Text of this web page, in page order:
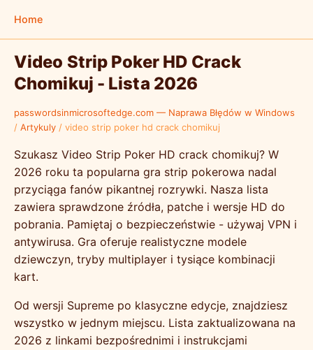
Home
Video Strip Poker HD Crack
Chomikuj - Lista 2026
passwordsinmicrosoftedge.com — Naprawa Błędów w Windows
/ Artykuly / video strip poker hd crack chomikuj
Szukasz Video Strip Poker HD crack chomikuj? W
2026 roku ta popularna gra strip pokerowa nadal
przyciąga fanów pikantnej rozrywki. Nasza lista
zawiera sprawdzone źródła, patche i wersje HD do
pobrania. Pamiętaj o bezpieczeństwie - używaj VPN i
antywirusa. Gra oferuje realistyczne modele
dziewczyn, tryby multiplayer i tysiące kombinacji
kart.
Od wersji Supreme po klasyczne edycje, znajdziesz
wszystko w jednym miejscu. Lista zaktualizowana na
2026 z linkami bezpośrednimi i instrukcjami